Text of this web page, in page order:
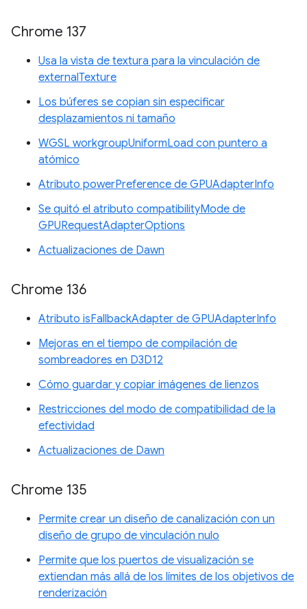
Chrome 137
Usa la vista de textura para la vinculación de
externalTexture
Los búferes se copian sin especificar
desplazamientos ni tamaño
WGSL workgroupUniformLoad con puntero a
atómico
Atributo powerPreference de GPUAdapterInfo
Se quitó el atributo compatibilityMode de
GPURequestAdapterOptions
Actualizaciones de Dawn
Chrome 136
Atributo isFallbackAdapter de GPUAdapterInfo
Mejoras en el tiempo de compilación de
sombreadores en D3D12
Cómo guardar y copiar imágenes de lienzos
Restricciones del modo de compatibilidad de la
efectividad
Actualizaciones de Dawn
Chrome 135
Permite crear un diseño de canalización con un
diseño de grupo de vinculación nulo
Permite que los puertos de visualización se
extiendan más allá de los límites de los objetivos de
renderización